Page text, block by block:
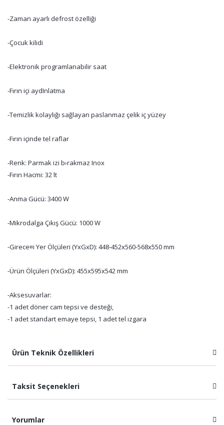
-Zaman ayarlı defrost özelliği
-Çocuk kilidi
-Elektronik programlanabilir saat
-Fırın içi aydInlatma
-Temizlik kolaylığı sağlayan paslanmaz çelik iç yüzey
-Fırın içinde tel raflar
-Renk: Parmak izi b›rakmaz Inox
-Fırın Hacmi: 32 lt
-Anma Gücü: 3400 W
-Mikrodalga Çıkış Gücü: 1000 W
-Girece¤i Yer Ölçüleri (YxGxD): 448-452x560-568x550 mm
-Ürün Ölçüleri (YxGxD): 455x595x542 mm
-Aksesuvarlar:
-1 adet döner cam tepsi ve desteği,
-1 adet standart emaye tepsi, 1 adet tel ızgara
Ürün Teknik Özellikleri
Taksit Seçenekleri
Yorumlar